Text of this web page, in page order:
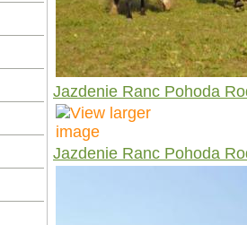
Jazdenie Ranc Pohoda
Jazdenie Ranc Pohoda